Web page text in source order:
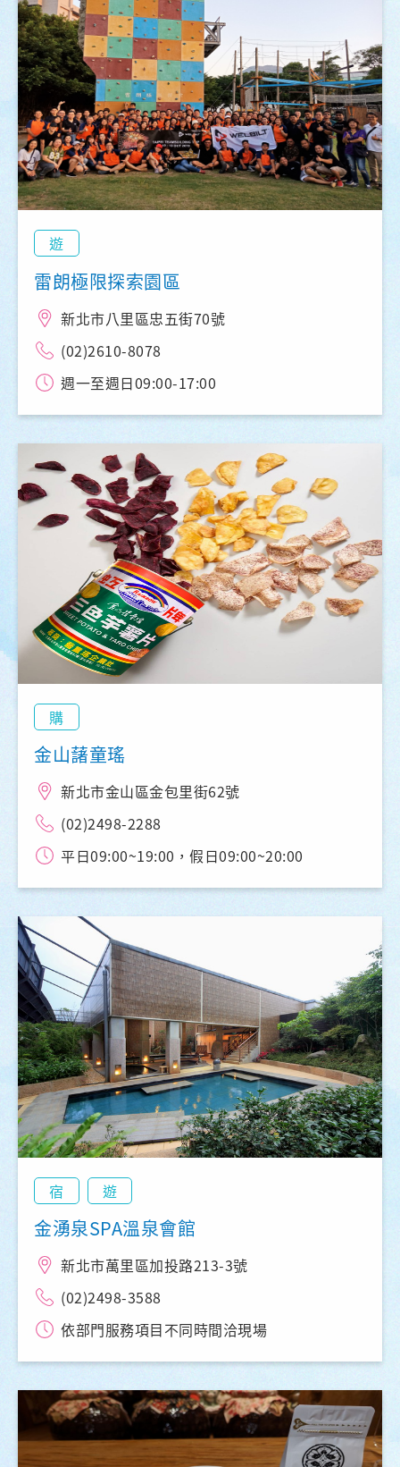
遊
雷朗極限探索園區
新北市八里區忠五街70號
(02)2610-8078
週一至週日09:00-17:00
購
金山藷童瑤
新北市金山區金包里街62號
(02)2498-2288
平日09:00~19:00，假日09:00~20:00
宿 遊
金湧泉SPA溫泉會館
新北市萬里區加投路213-3號
(02)2498-3588
依部門服務項目不同時間洽現場